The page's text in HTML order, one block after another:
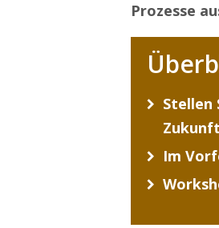
Prozesse
Stellen
Im